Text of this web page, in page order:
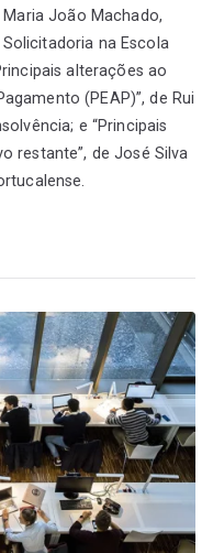
Maria João Machado,
na Escola
alterações ao
(PEAP)”, de Rui
e “Principais
restante”, de José Silva